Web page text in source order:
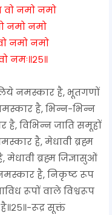
वो नमो नमो
नमो नमो
नमो नमो
नमः॥२५॥
नमस्कार है, भूतगणों
है, भिन्न-भिन्न
विभिन्न जाति समूहों
है, मेधावी ब्रह्म
ब्रह्म जिज्ञासुओं
है, निकृष्ट रूप
रूपों वाले विश्वरूप
रूद्र सूक्तं